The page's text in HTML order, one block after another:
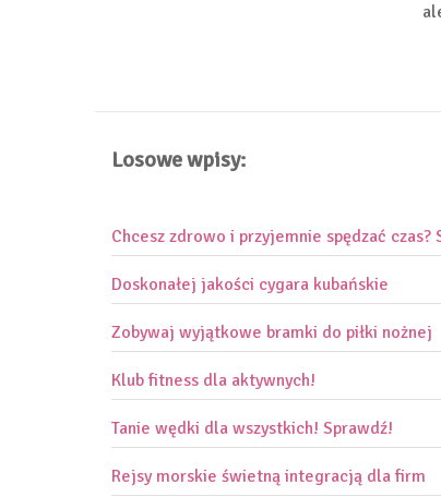
Losowe wpisy:
Chcesz zdrowo i przyjemnie spędzać czas?
Doskonałej jakości cygara kubańskie
Zobywaj wyjątkowe bramki do piłki nożnej
Klub fitness dla aktywnych!
Tanie wędki dla wszystkich! Sprawdź!
Rejsy morskie świetną integracją dla firm